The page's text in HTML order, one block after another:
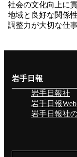
社会の文化向上に
地域と良好な関係
調整力が大切な仕事
岩手日報
岩手日報社
岩手日報Web
岩手日報社